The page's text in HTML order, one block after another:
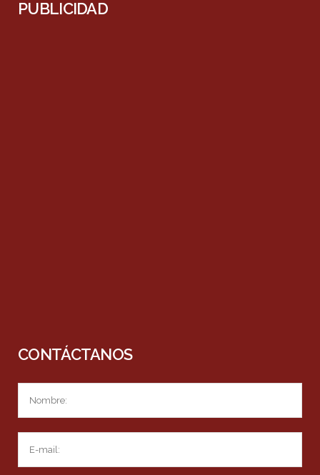
PUBLICIDAD
CONTÁCTANOS